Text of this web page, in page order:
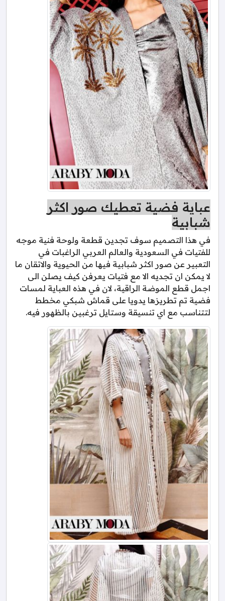
عباية فضية تعطيك صور اكثر
شبابية
في هذا التصميم سوف تجدين قطعة ولوحة فنية موجه
للفتيات في السعودية والعالم العربي الراغبات في
التعبير عن صور اكثر شبابية فيها من الحيوية والاتقان ما
لا يمكن ان تجديه الا مع فتيات يعرفن كيف يصلن الى
اجمل قطع الموضة الراقية، لان في هذه العباية لمسات
فضية تم تطريزها يدويا على قماش شبكي مخطط
لتتناسب مع اي تنسيقة وستايل ترغبين بالظهور فيه.